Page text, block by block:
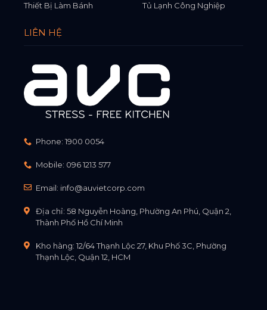
Thiết Bị Làm Bánh
Tủ Lạnh Công Nghiệp
LIÊN HỆ
Phone: 1900 0054
Mobile: 096 1213 577
Email: info@auvietcorp.com
Địa chỉ: 58 Nguyễn Hoàng, Phường An Phú, Quận 2,
Thành Phố Hồ Chí Minh
Kho hàng: 12/64 Thạnh Lộc 27, Khu Phố 3C, Phường
Thạnh Lộc, Quận 12, HCM